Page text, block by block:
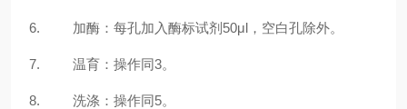
6. 加酶：每孔加入酶标试剂50μl，空白孔除外。
7. 温育：操作同3。
8. 洗涤：操作同5。